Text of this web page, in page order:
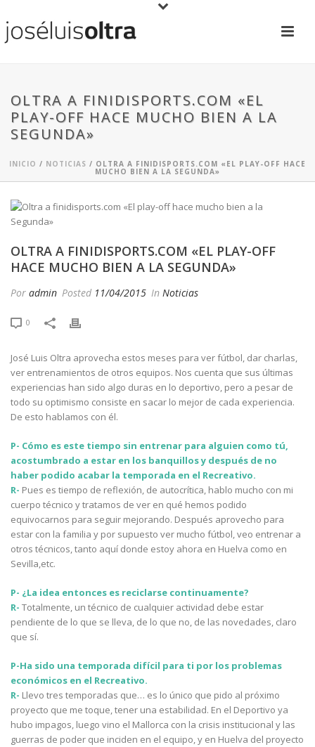
OLTRA A FINIDISPORTS.COM «EL
PLAY-OFF HACE MUCHO BIEN A LA
SEGUNDA»
INICIO / NOTICIAS / OLTRA A FINIDISPORTS.COM «EL PLAY-OFF HACE
MUCHO BIEN A LA SEGUNDA»
OLTRA A FINIDISPORTS.COM «EL PLAY-OFF
HACE MUCHO BIEN A LA SEGUNDA»
Por admin Posted 11/04/2015 In Noticias
0
José Luis Oltra aprovecha estos meses para ver fútbol, dar charlas,
ver entrenamientos de otros equipos. Nos cuenta que sus últimas
experiencias han sido algo duras en lo deportivo, pero a pesar de
todo su optimismo consiste en sacar lo mejor de cada experiencia.
De esto hablamos con él.
P- Cómo es este tiempo sin entrenar para alguien como tú,
acostumbrado a estar en los banquillos y después de no
haber podido acabar la temporada en el Recreativo.
R- Pues es tiempo de reflexión, de autocrítica, hablo mucho con mi
cuerpo técnico y tratamos de ver en qué hemos podido
equivocarnos para seguir mejorando. Después aprovecho para
estar con la familia y por supuesto ver mucho fútbol, veo entrenar a
otros técnicos, tanto aquí donde estoy ahora en Huelva como en
Sevilla,etc.
P- ¿La idea entonces es reciclarse continuamente?
R- Totalmente, un técnico de cualquier actividad debe estar
pendiente de lo que se lleva, de lo que no, de las novedades, claro
que sí.
P-Ha sido una temporada difícil para ti por los problemas
económicos en el Recreativo.
R- Llevo tres temporadas que… es lo único que pido al próximo
proyecto que me toque, tener una estabilidad. En el Deportivo ya
hubo impagos, luego vino el Mallorca con la crisis institucional y las
guerras de poder que inciden en el equipo, y en Huelva del proyecto